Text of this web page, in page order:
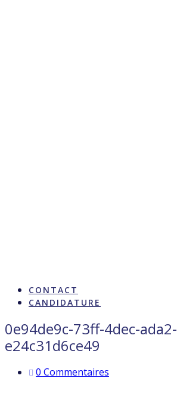
CONTACT
CANDIDATURE
0e94de9c-73ff-4dec-ada2-
e24c31d6ce49
0 Commentaires